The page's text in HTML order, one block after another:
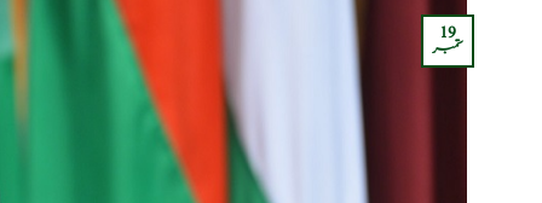
19
ستمبر